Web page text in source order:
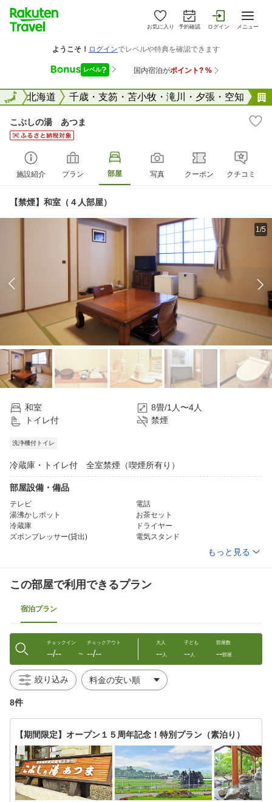
お気に入り 予約確認 ログイン メニュー
全国北海道 千歳・支笏・苫小牧・滝川・夕張・空知
全国
こぶしの湯 あつま
施設紹介 プラン 部屋 写真 クーポン クチコミ
【禁煙】和室（４人部屋）
1/5
和室
8畳/1人〜4人
トイレ付
禁煙
洗浄機付トイレ
冷蔵庫・トイレ付 全室禁煙（喫煙所有り）
部屋設備・備品
テレビ
電話
湯沸かしポット
お茶セット
冷蔵庫
ドライヤー
ズボンプレッサー(貸出)
電気スタンド
カミソリ
ブラシ
タオル
バスタオル
もっと見る
この部屋で利用できるプラン
宿泊プラン
チェックイン
--/-- 〜
チェックアウト
--/--
大人
--人
子ども
-- 人
部屋数
--部屋
絞り込み
8件
【期間限定】オープン１５周年記念！特別プラン（素泊り）